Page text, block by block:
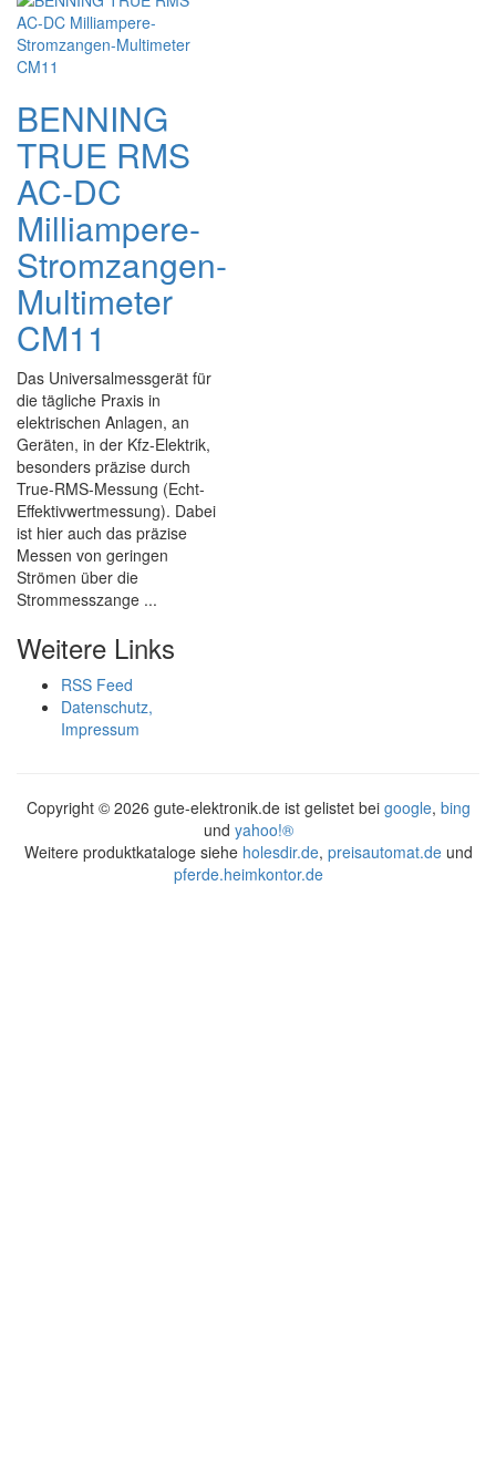
BENNING
TRUE RMS
AC-DC
Milliampere-
Stromzangen-
Multimeter
CM11
Das Universalmessgerät für
die tägliche Praxis in
elektrischen Anlagen, an
Geräten, in der Kfz-Elektrik,
besonders präzise durch
True-RMS-Messung (Echt-
Effektivwertmessung). Dabei
ist hier auch das präzise
Messen von geringen
Strömen über die
Strommesszange ...
Weitere Links
RSS Feed
Datenschutz,
Impressum
Copyright © 2026 gute-elektronik.de ist gelistet bei google, bing
und yahoo!®
Weitere produktkataloge siehe holesdir.de, preisautomat.deund
pferde.heimkontor.de